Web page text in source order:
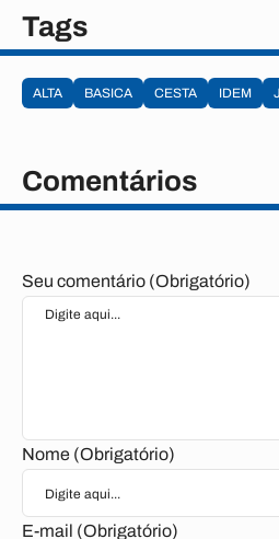
Tags
ALTA BASICA CESTA IDEM
Comentários
Seu comentário (Obrigatório)
Nome (Obrigatório)
E-mail (Obrigatório)